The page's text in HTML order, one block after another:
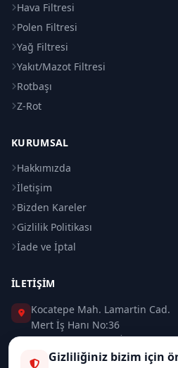
Hava Filtresi
Polen Filtresi
Yağ Filtresi
Yakıt/Mazot Filtresi
Rotbaşı
Z-Rot
KURUMSAL
Hakkımızda
İletişim
Bizden Kareler
Gizlilik Politikası
İade ve İptal
İLETIŞIM
Kocatepe Mah. Lamartin Cad.
Mert İş Hanı No:36
Taksim / Beyoğlu / İSTANBUL
Gizliliğiniz bizim için